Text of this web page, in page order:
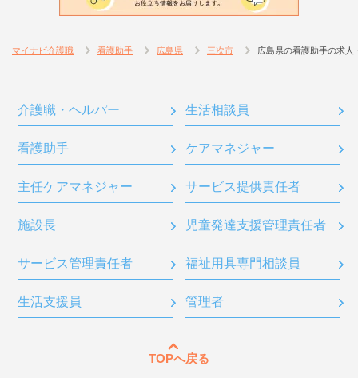
マイナビ介護職 看護助手 広島県 三次市 広島県の看護助手の求人
介護職・ヘルパー 生活相談員
看護助手 ケアマネジャー
主任ケアマネジャー サービス提供責任者
施設長 児童発達支援管理責任者
サービス管理責任者 福祉用具専門相談員
生活支援員 管理者
TOPへ戻る